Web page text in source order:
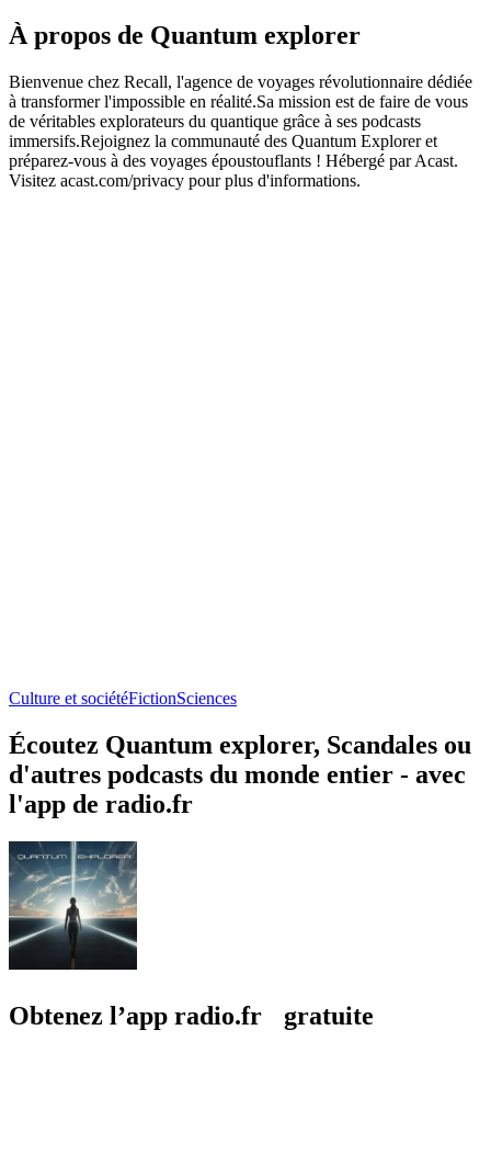
À propos de Quantum explorer
Bienvenue chez Recall, l'agence de voyages révolutionnaire dédiée
à transformer l'impossible en réalité.Sa mission est de faire de vous
de véritables explorateurs du quantique grâce à ses podcasts
immersifs.Rejoignez la communauté des Quantum Explorer et
préparez-vous à des voyages époustouflants ! Hébergé par Acast.
Visitez acast.com/privacy pour plus d'informations.
Culture et sociétéFictionSciences
Écoutez Quantum explorer, Scandales ou
d'autres podcasts du monde entier - avec
l'app de radio.fr
Obtenez l’app radio.fr gratuite